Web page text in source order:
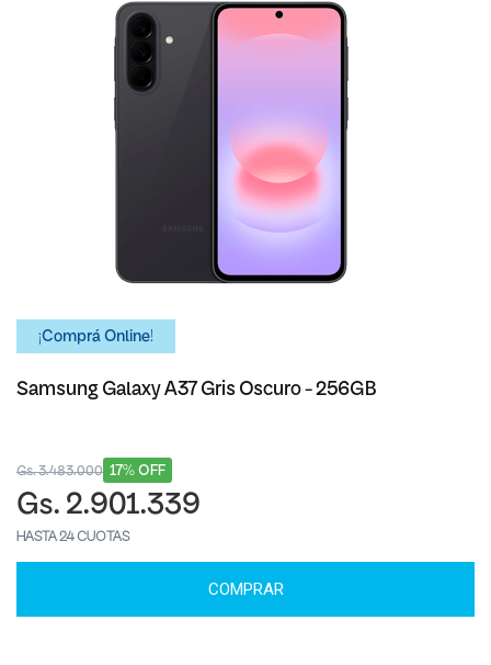
¡Comprá Online!
Samsung Galaxy A37 Gris Oscuro - 256GB
17% OFF
Gs. 3.483.000
Gs. 2.901.339
HASTA 24 CUOTAS
COMPRAR